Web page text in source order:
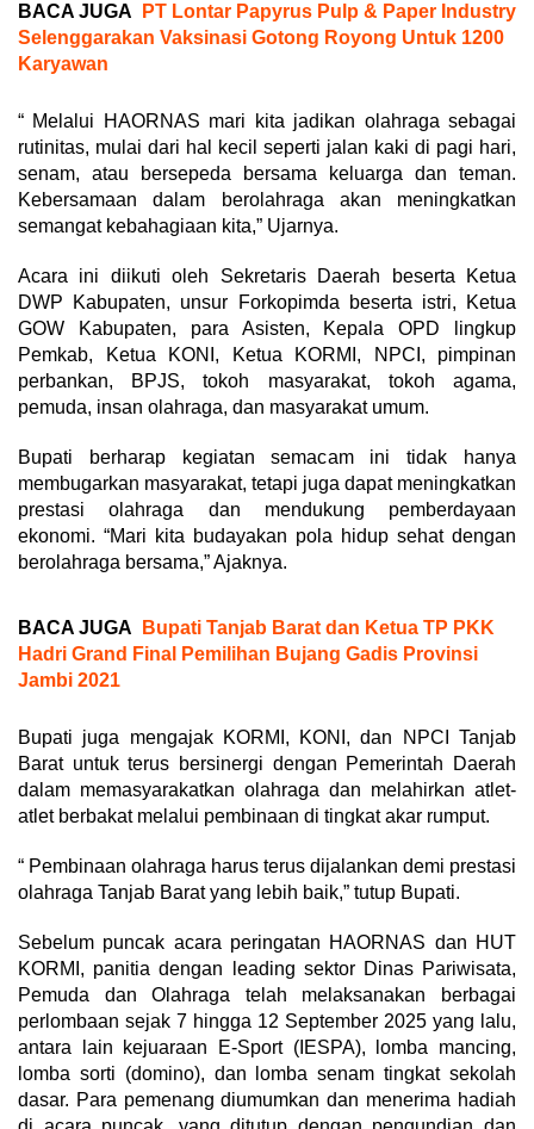
BACA JUGA
PT Lontar Papyrus Pulp & Paper Industry
Selenggarakan Vaksinasi Gotong Royong Untuk 1200
Karyawan
“ Melalui HAORNAS mari kita jadikan olahraga sebagai
rutinitas, mulai dari hal kecil seperti jalan kaki di pagi hari,
senam, atau bersepeda bersama keluarga dan teman.
Kebersamaan dalam berolahraga akan meningkatkan
semangat kebahagiaan kita,” Ujarnya.
Acara ini diikuti oleh Sekretaris Daerah beserta Ketua
DWP Kabupaten, unsur Forkopimda beserta istri, Ketua
GOW Kabupaten, para Asisten, Kepala OPD lingkup
Pemkab, Ketua KONI, Ketua KORMI, NPCI, pimpinan
perbankan, BPJS, tokoh masyarakat, tokoh agama,
pemuda, insan olahraga, dan masyarakat umum.
Bupati berharap kegiatan semacam ini tidak hanya
membugarkan masyarakat, tetapi juga dapat meningkatkan
prestasi olahraga dan mendukung pemberdayaan
ekonomi. “Mari kita budayakan pola hidup sehat dengan
berolahraga bersama,” Ajaknya.
BACA JUGA
Bupati Tanjab Barat dan Ketua TP PKK
Hadri Grand Final Pemilihan Bujang Gadis Provinsi
Jambi 2021
Bupati juga mengajak KORMI, KONI, dan NPCI Tanjab
Barat untuk terus bersinergi dengan Pemerintah Daerah
dalam memasyarakatkan olahraga dan melahirkan atlet-
atlet berbakat melalui pembinaan di tingkat akar rumput.
“ Pembinaan olahraga harus terus dijalankan demi prestasi
olahraga Tanjab Barat yang lebih baik,” tutup Bupati.
Sebelum puncak acara peringatan HAORNAS dan HUT
KORMI, panitia dengan leading sektor Dinas Pariwisata,
Pemuda dan Olahraga telah melaksanakan berbagai
perlombaan sejak 7 hingga 12 September 2025 yang lalu,
antara lain kejuaraan E-Sport (IESPA), lomba mancing,
lomba sorti (domino), dan lomba senam tingkat sekolah
dasar. Para pemenang diumumkan dan menerima hadiah